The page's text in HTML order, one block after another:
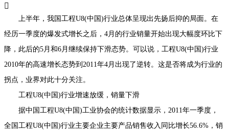

上半年，我国工程U8(中国)行业总体呈现出先扬后抑的局面。在
经历一季度的爆发式增长之后，4月的行业销量开始出现大幅度环比下
降，此后的5月和6月继续保持下滑态势。可以说，工程U8(中国)行业
2010年的高速增长态势到2011年4月出现了逆转。这是否将成为行业的
拐点，业界对此十分关注。
工程U8(中国)行业增速放缓，销量下滑
据中国工程U8(中国)工业协会的统计数据显示，2011年一季度，
全国工程U8(中国)行业主要企业主要产品销售收入同比增长56.6%，销